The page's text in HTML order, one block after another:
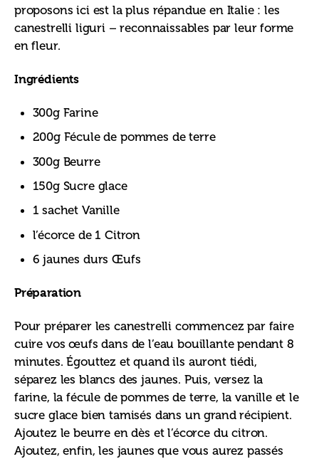
proposons ici est la plus répandue en Italie : les
canestrelli liguri – reconnaissables par leur forme
en fleur.
Ingrédients
300g Farine
200g Fécule de pommes de terre
300g Beurre
150g Sucre glace
1 sachet Vanille
l’écorce de 1 Citron
6 jaunes durs Œufs
Préparation
Pour préparer les canestrelli commencez par faire
cuire vos œufs dans de l’eau bouillante pendant 8
minutes. Égouttez et quand ils auront tiédi,
séparez les blancs des jaunes. Puis, versez la
farine, la fécule de pommes de terre, la vanille et le
sucre glace bien tamisés dans un grand récipient.
Ajoutez le beurre en dès et l’écorce du citron.
Ajoutez, enfin, les jaunes que vous aurez passés